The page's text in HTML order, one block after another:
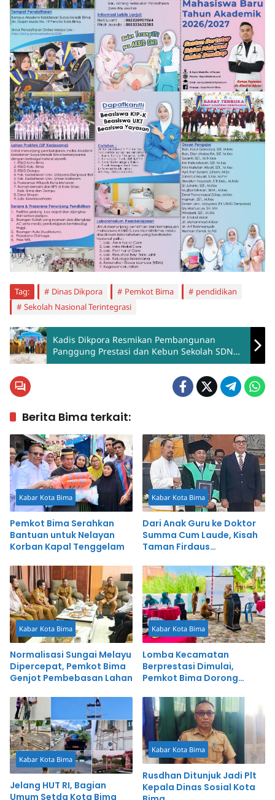
Tag: Dinas Dikpora Pemkot Bima
pendidikan
Sekolah Nasional Terintegrasi
Kadis Dikpora Resmikan Pembangunan
Panggung Prestasi dan Kebun Sekolah SDN
01 Melayu
Berita Bima terkait:
Kabar Kota Bima
Pemkot Bima Serahkan
Bantuan untuk Nelayan
Korban Kapal Tenggelam
Kabar Kota Bima
Dari Anak Guru ke Doktor
Summa Cum Laude, Kisah
Taman Firdaus
Kabar Kota Bima
Normalisasi Sungai Melayu
Dipercepat, Pemkot Bima
Genjot Pembebasan Lahan
Kabar Kota Bima
Lomba Kecamatan
Berprestasi Dimulai,
Pemkot Bima Dorong
Cepat
Kabar Kota Bima
Jelang HUT RI, Bagian
Umum Setda Kota Bima
Kabar Kota Bima
Rusdhan Ditunjuk Jadi Plt
Kepala Dinas Sosial Kota